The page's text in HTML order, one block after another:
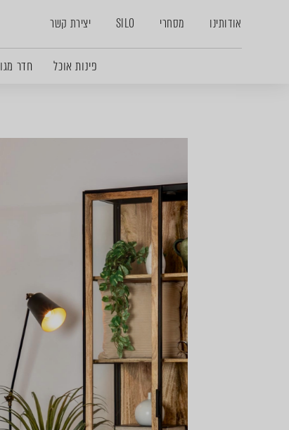
אודותינו מסחרי SILO יצירת קשר
פינות אוכל חדר